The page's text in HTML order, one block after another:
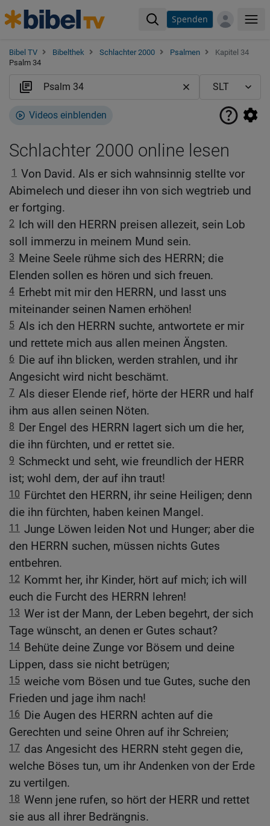
Spenden
Bibel TV Bibelthek Schlachter 2000 Psalmen
Kapitel 34
Psalm 34
Videos einblenden
Schlachter 2000 online lesen
1 Von David. Als er sich wahnsinnig stellte vor
Abimelech und dieser ihn von sich wegtrieb und
er fortging.
2 Ich will den HERRN preisen allezeit, sein Lob
soll immerzu in meinem Mund sein.
3 Meine Seele rühme sich des HERRN; die
Elenden sollen es hören und sich freuen.
4 Erhebt mit mir den HERRN, und lasst uns
miteinander seinen Namen erhöhen!
5 Als ich den HERRN suchte, antwortete er mir
und rettete mich aus allen meinen Ängsten.
6 Die auf ihn blicken, werden strahlen, und ihr
Angesicht wird nicht beschämt.
7 Als dieser Elende rief, hörte der HERR und half
ihm aus allen seinen Nöten.
8 Der Engel des HERRN lagert sich um die her,
die ihn fürchten, und er rettet sie.
9 Schmeckt und seht, wie freundlich der HERR
ist; wohl dem, der auf ihn traut!
10 Fürchtet den HERRN, ihr seine Heiligen; denn
die ihn fürchten, haben keinen Mangel.
11 Junge Löwen leiden Not und Hunger; aber die
den HERRN suchen, müssen nichts Gutes
entbehren.
12 Kommt her, ihr Kinder, hört auf mich; ich will
euch die Furcht des HERRN lehren!
13 Wer ist der Mann, der Leben begehrt, der sich
Tage wünscht, an denen er Gutes schaut?
14 Behüte deine Zunge vor Bösem und deine
Lippen, dass sie nicht betrügen;
15 weiche vom Bösen und tue Gutes, suche den
Frieden und jage ihm nach!
16 Die Augen des HERRN achten auf die
Gerechten und seine Ohren auf ihr Schreien;
17 das Angesicht des HERRN steht gegen die,
welche Böses tun, um ihr Andenken von der Erde
zu vertilgen.
18 Wenn jene rufen, so hört der HERR und rettet
sie aus all ihrer Bedrängnis.